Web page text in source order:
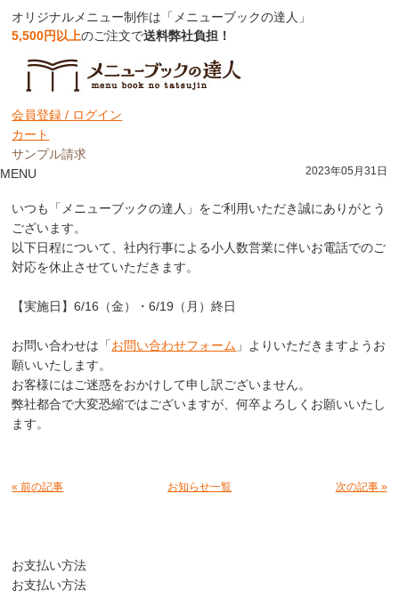
オリジナルメニュー制作は「メニューブックの達人」
5,500円以上のご注文で送料弊社負担！
会員登録 / ログイン
カート
サンプル請求
MENU
お知らせ
【6/16・6/19】電話対応休止のお知らせ
2023年05月31日
いつも「メニューブックの達人」をご利用いただき誠にありがとう
ございます。
以下日程について、社内行事による小人数営業に伴いお電話でのご
対応を休止させていただきます。
【実施日】6/16（金）・6/19（月）終日
お問い合わせは「お問い合わせフォーム 」よりいただきますようお
願いいたします。
お客様にはご迷惑をおかけして申し訳ございません。
弊社都合で大変恐縮ではございますが、何卒よろしくお願いいたし
ます。
« 前の記事 お知らせ一覧 次の記事 »
お支払い方法
お支払い方法